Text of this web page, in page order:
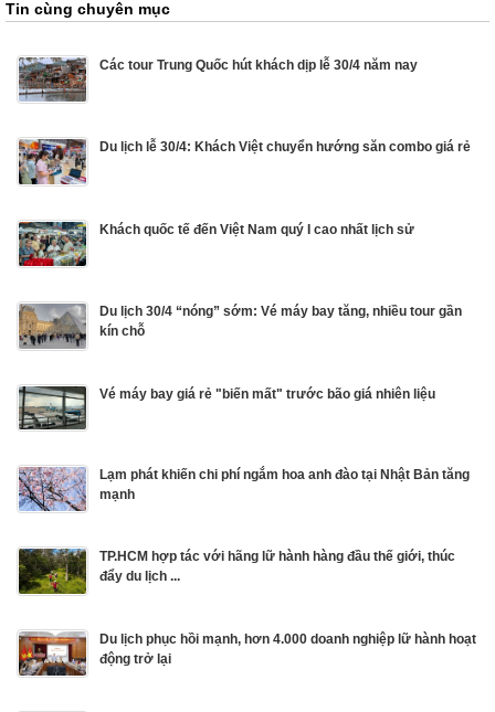
Tin cùng chuyên mục
Các tour Trung Quốc hút khách dịp lễ 30/4 năm nay
Du lịch lễ 30/4: Khách Việt chuyển hướng săn combo giá rẻ
Khách quốc tế đến Việt Nam quý I cao nhất lịch sử
Du lịch 30/4 “nóng” sớm: Vé máy bay tăng, nhiều tour gần
kín chỗ
Vé máy bay giá rẻ "biến mất" trước bão giá nhiên liệu
Lạm phát khiến chi phí ngắm hoa anh đào tại Nhật Bản tăng
mạnh
TP.HCM hợp tác với hãng lữ hành hàng đầu thế giới, thúc
đẩy du lịch ...
Du lịch phục hồi mạnh, hơn 4.000 doanh nghiệp lữ hành hoạt
động trở lại